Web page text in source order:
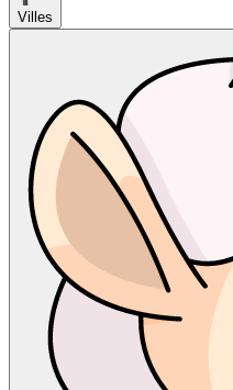
Villes